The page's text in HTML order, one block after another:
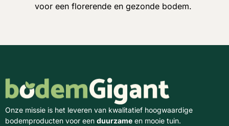
voor een florerende en gezonde bodem.
Onze missie is het leveren van kwalitatief hoogwaardige
bodemproducten voor een duurzame en mooie tuin.